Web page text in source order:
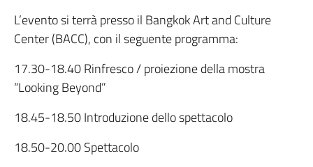
L’evento si terrà presso il Bangkok Art and Culture
Center (BACC), con il seguente programma:
17.30-18.40 Rinfresco / proiezione della mostra
“Looking Beyond”
18.45-18.50 Introduzione dello spettacolo
18.50-20.00 Spettacolo